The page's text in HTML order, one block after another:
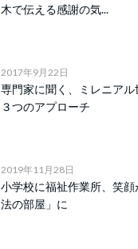
木で伝える感謝の気...
2017年9月22日
専門家に聞く、ミレニアル
３つのアプローチ
2019年11月28日
小学校に福祉作業所、笑顔
法の部屋」に